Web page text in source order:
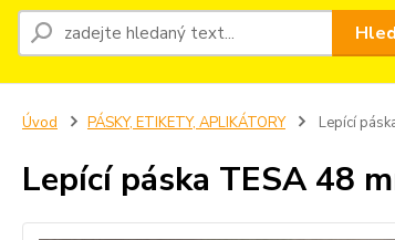
Úvod PÁSKY, ETIKETY, APLIKÁTORY Lepící
Lepící páska TESA 48